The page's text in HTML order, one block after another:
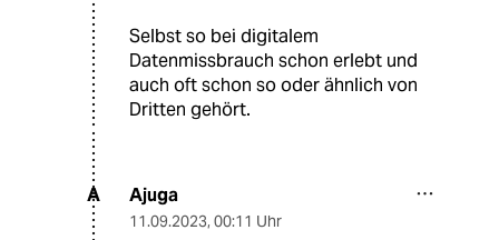
Selbst so bei digitalem
Datenmissbrauch schon erlebt und
auch oft schon so oder ähnlich von
Dritten gehört.
A Ajuga
11.09.2023, 00:11 Uhr